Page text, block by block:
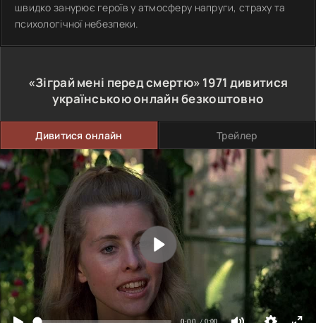
швидко занурює героїв у атмосферу напруги, страху та
психологічної небезпеки.
«Зіграй мені перед смертю» 1971 дивитися
українською онлайн безкоштовно
Дивитися онлайн Трейлер